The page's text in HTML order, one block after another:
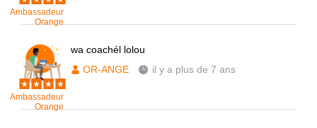
Ambassadeur
Orange
Ambassadeur
Orange
wa coachél lolou
OR-ANGE
il y a plus de 7 ans